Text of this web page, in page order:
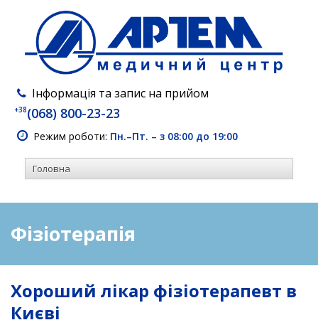
Інформація та запис на прийом
+38(068) 800-23-23
Режим роботи: Пн.–Пт. – з 08:00 до 19:00
Фізіотерапія
Хороший лікар фізіотерапевт в
Києві